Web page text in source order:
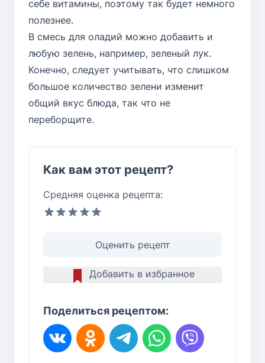
себе витамины, поэтому так будет немного
полезнее.
В смесь для оладий можно добавить и
любую зелень, например, зеленый лук.
Конечно, следует учитывать, что слишком
большое количество зелени изменит
общий вкус блюда, так что не
переборщите.
Как вам этот рецепт?
Средняя оценка рецепта:
Оценить рецепт
Добавить в избранное
Поделиться рецептом: